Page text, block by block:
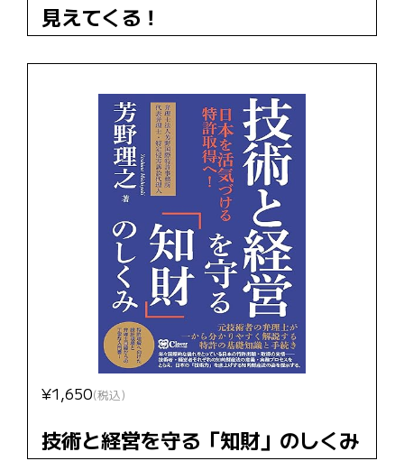
見えてくる！
¥1,650(税込)
技術と経営を守る「知財」のしくみ